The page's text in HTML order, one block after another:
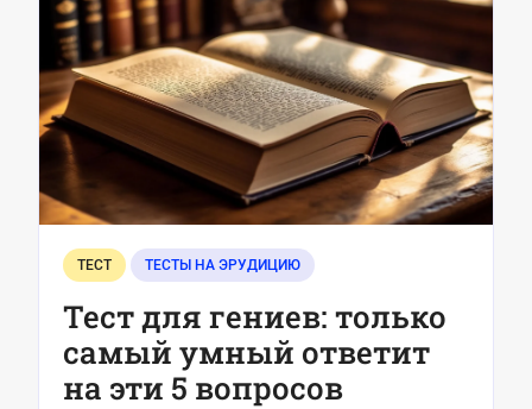
ТЕСТ ТЕСТЫ НА ЭРУДИЦИЮ
Тест для гениев: только
самый умный ответит
на эти 5 вопросов